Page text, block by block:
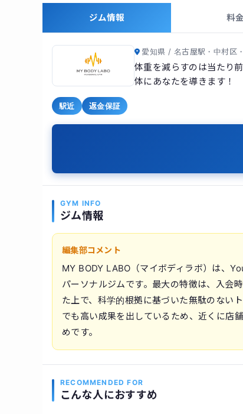
ジム情報 料金
愛知県 / 名古屋駅・中村区
体重を減らすのは当たり
体にあなたを導きます！
駅近 返金保証
GYM INFO
ジム情報
編集部コメント
MY BODY LABO（マイボディラボ）は、
パーソナルジムです。最大の特徴は、入会
た上で、科学的根拠に基づいた無駄のない
でも高い成果を出しているため、近くに店
めです。
RECOMMENDED FOR
こんな人におすすめ